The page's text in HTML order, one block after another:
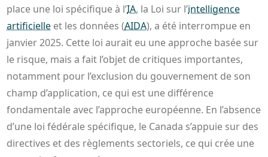
place une loi spécifique à l’IA, la Loi sur l’intelligence
artificielle et les données (AIDA), a été interrompue en
janvier 2025. Cette loi aurait eu une approche basée sur
le risque, mais a fait l’objet de critiques importantes,
notamment pour l’exclusion du gouvernement de son
champ d’application, ce qui est une différence
fondamentale avec l’approche européenne. En l’absence
d’une loi fédérale spécifique, le Canada s’appuie sur des
directives et des règlements sectoriels, ce qui crée une